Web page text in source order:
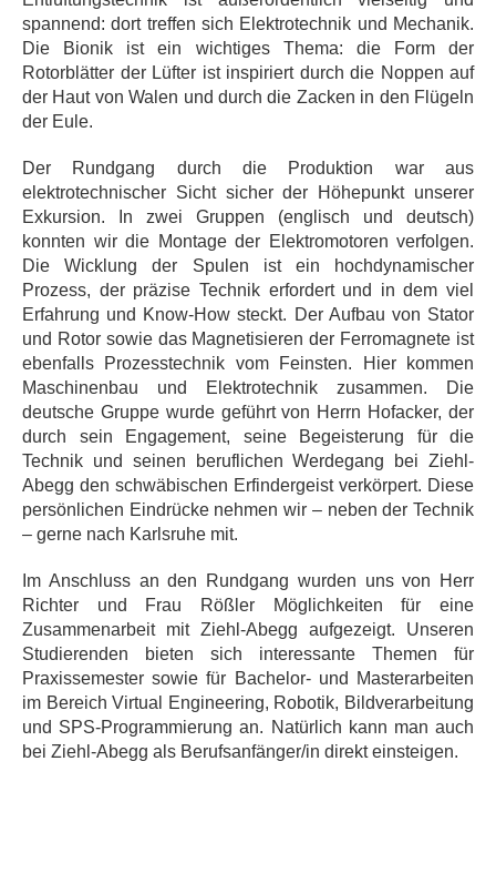
spannend: dort treffen sich Elektrotechnik und Mechanik.
Die Bionik ist ein wichtiges Thema: die Form der
Rotorblätter der Lüfter ist inspiriert durch die Noppen auf
der Haut von Walen und durch die Zacken in den Flügeln
der Eule.
Der Rundgang durch die Produktion war aus
elektrotechnischer Sicht sicher der Höhepunkt unserer
Exkursion. In zwei Gruppen (englisch und deutsch)
konnten wir die Montage der Elektromotoren verfolgen.
Die Wicklung der Spulen ist ein hochdynamischer
Prozess, der präzise Technik erfordert und in dem viel
Erfahrung und Know-How steckt. Der Aufbau von Stator
und Rotor sowie das Magnetisieren der Ferromagnete ist
ebenfalls Prozesstechnik vom Feinsten. Hier kommen
Maschinenbau und Elektrotechnik zusammen. Die
deutsche Gruppe wurde geführt von Herrn Hofacker, der
durch sein Engagement, seine Begeisterung für die
Technik und seinen beruflichen Werdegang bei Ziehl-
Abegg den schwäbischen Erfindergeist verkörpert. Diese
persönlichen Eindrücke nehmen wir – neben der Technik
– gerne nach Karlsruhe mit.
Im Anschluss an den Rundgang wurden uns von Herr
Richter und Frau Rößler Möglichkeiten für eine
Zusammenarbeit mit Ziehl-Abegg aufgezeigt. Unseren
Studierenden bieten sich interessante Themen für
Praxissemester sowie für Bachelor- und Masterarbeiten
im Bereich Virtual Engineering, Robotik, Bildverarbeitung
und SPS-Programmierung an. Natürlich kann man auch
bei Ziehl-Abegg als Berufsanfänger/in direkt einsteigen.